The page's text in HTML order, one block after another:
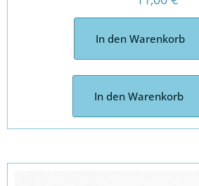
In den Warenkorb
In den Warenkorb